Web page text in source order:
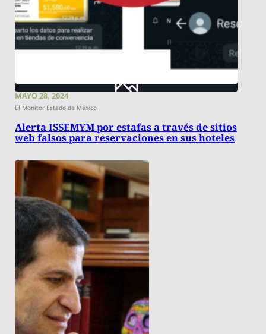
MAYO 28, 2024
El Monitor Estado de México
Alerta ISSEMYM por estafas a través de sitios
web falsos para reservaciones en sus hoteles